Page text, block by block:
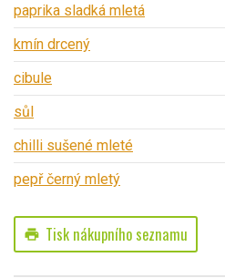
paprika sladká mletá
kmín drcený
cibule
sůl
chilli sušené mleté
pepř černý mletý
print Tisk nákupního seznamu